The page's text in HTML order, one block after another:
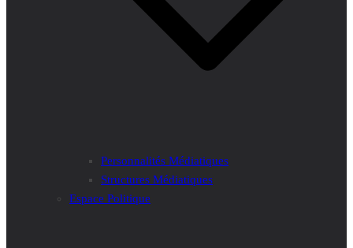
Personnalités Médiatiques
Structures Médiatiques
Espace Politique